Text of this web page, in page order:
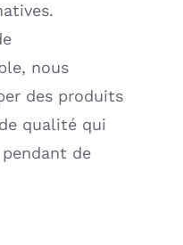
nous
des produits
qualité qui
de